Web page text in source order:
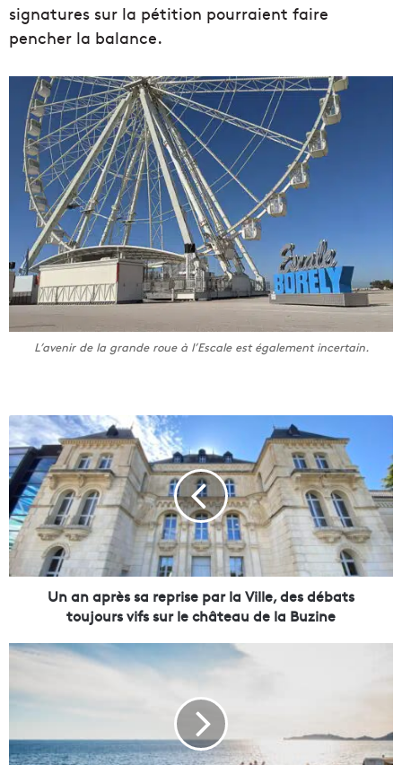
signatures sur la pétition pourraient faire
pencher la balance.
L’avenir de la grande roue à l’Escale est également incertain.
U
n
a
n
a
p
r
è
s
e
r
e
Un an après sa reprise par la Ville, des débats
toujours vifs sur le château de la Buzine
L
V
e